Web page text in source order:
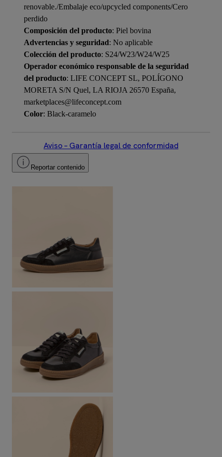
renovable./Embalaje eco/upcycled components/Cero
perdido
Composición del producto: Piel bovina
Advertencias y seguridad: No aplicable
Colección del producto: S24/W23/W24/W25
Operador económico responsable de la seguridad
del producto: LIFE CONCEPT SL, POLÍGONO
MORETA S/N Quel, LA RIOJA 26570 España,
marketplaces@lifeconcept.com
Color: Black-caramelo
Aviso – Garantía legal de conformidad
Reportar contenido